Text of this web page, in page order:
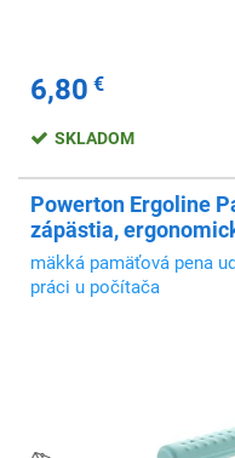
6,80 €
SKLADOM
Powerton Ergoline
zápästia,
mäkká pamäťová pena
práci u počítača